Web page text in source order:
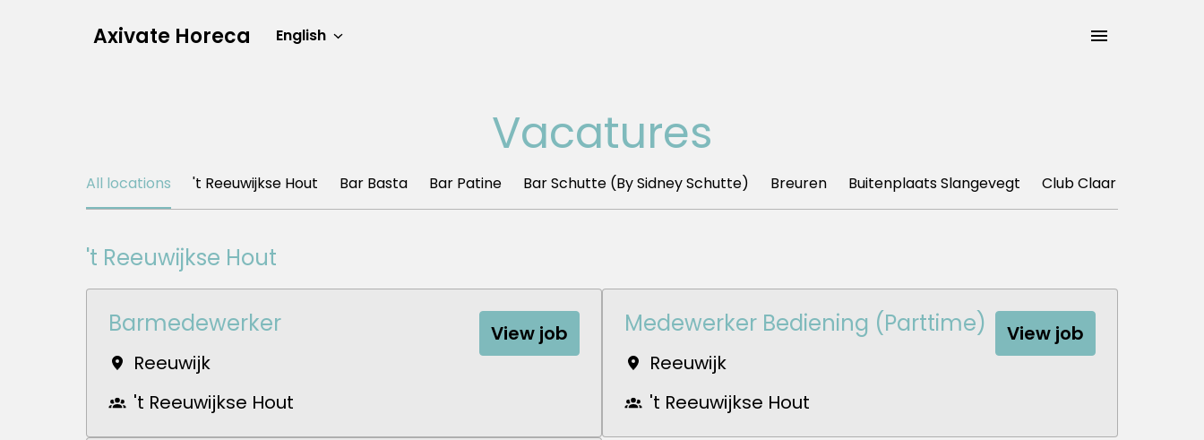
Axivate Horeca
Homepage English
Vacatures
All locations 't Reeuwijkse Hout Bar Basta Bar Patine Bar Schutte (By Sidney Schutte) Breuren Buitenplaats Slangevegt Club Claar
't Reeuwijkse Hout
Barmedewerker
Reeuwijk
't Reeuwijkse Hout
View job Medewerker Bediening (Parttime)
Reeuwijk
't Reeuwijkse Hout
View job